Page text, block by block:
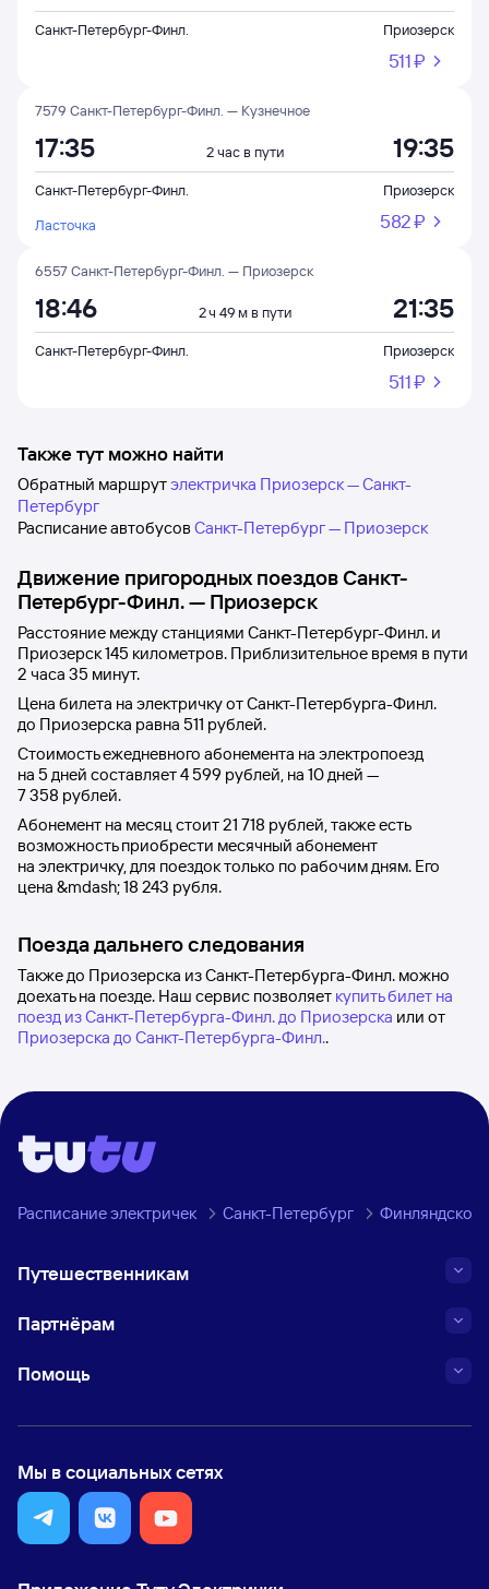
Санкт-Петербург-Финл. Приозерск
511 ⁠₽
7579 Санкт-Петербург-Финл. — Кузнечное
17:35 2 час в пути 19:35
Санкт-Петербург-Финл.
Приозерск
Ласточка
582 ⁠₽
6557 Санкт-Петербург-Финл. — Приозерск
18:46 2 ч 49 м в пути 21:35
Санкт-Петербург-Финл. Приозерск
511 ⁠₽
Также тут можно найти
Обратный маршрутэлектричка Приозерск — Санкт-
Петербург
Расписание автобусов Санкт-Петербург — Приозерск
Движение пригородных поездовСанкт-
Петербург-Финл.— Приозерск
Расстояние между станциями Санкт-Петербург-Финл. и
Приозерск145 километров. Приблизительное время в пути
2 часа 35 минут.
Цена билета на электричку отСанкт-Петербурга-Финл.
до Приозерска равна 511 рублей.
Стоимость ежедневного абонемента на электропоезд
на 5 дней составляет4599 рублей, на 10 дней —
7358 рублей.
Абонемент на месяц стоит21 718 рублей, также есть
возможность приобрести месячный абонемент
на электричку, для поездок только по рабочим дням. Его
цена &mdash;18 243 рубля.
Поезда дальнего следования
Также до Приозерска из Санкт-Петербурга-Финл. можно
доехать на поезде. Наш сервис позволяет купить билет на
поезд из Санкт-Петербурга-Финл. до Приозерска или от
Приозерска до Санкт-Петербурга-Финл..
Расписание электричек Санкт-Петербург Финляндское
Путешественникам
Партнёрам
Помощь
Мы в социальных сетях